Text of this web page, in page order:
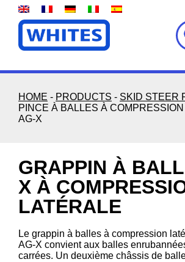
Skip
content
HOME - PRODUCTS - SKID STEER
PINCE À BALLES À
AG-X
GRAPPIN À
X À
LATÉRALE
Le grappin à balles à compression
AG-X convient aux balles
carrées. Un deuxième châssis de